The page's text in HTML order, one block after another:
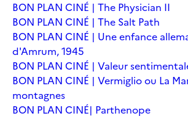
BON PLAN CINÉ | The Physician II
BON PLAN CINÉ | The Salt Path
BON PLAN CINÉ | Une enfance
d'Amrum, 1945
BON PLAN CINÉ | Valeur
BON PLAN CINÉ | Vermiglio ou La
montagnes
BON PLAN CINÉ| Parthenope